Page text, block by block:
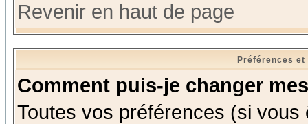
Revenir en haut de page
Préférences
Comment puis-je changer
Toutes vos préférences (si